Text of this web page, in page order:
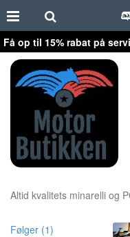
Få op til 15% rabat på
Altid kvalitets minarelli og
Følger (1)